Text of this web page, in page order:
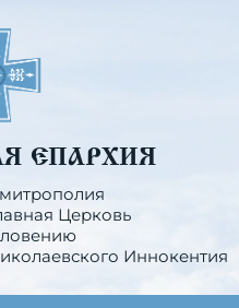
ЕПАРХИЯ
Церковь
Иннокентия